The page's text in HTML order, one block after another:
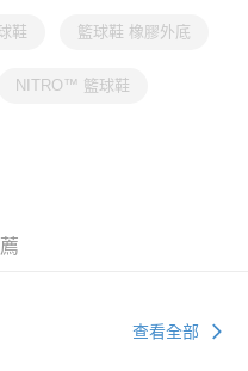
鞋 籃球鞋 橡膠外底
NITRO™ 籃球鞋
查看全部